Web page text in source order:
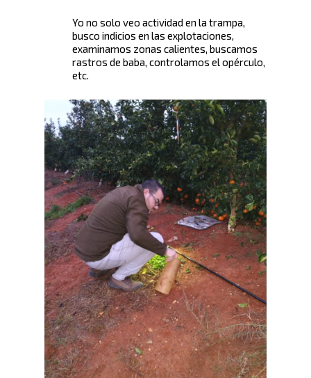
Yo no solo veo actividad en la trampa,
busco indicios en las explotaciones,
examinamos zonas calientes, buscamos
rastros de baba, controlamos el opérculo,
etc.